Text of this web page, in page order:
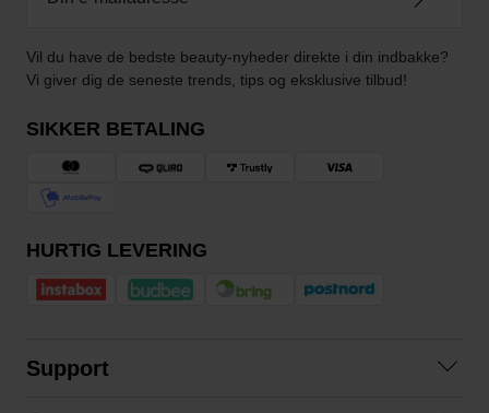
Vil du have de bedste beauty-nyheder direkte i din indbakke?
Vi giver dig de seneste trends, tips og eksklusive tilbud!
SIKKER BETALING
HURTIG LEVERING
Support